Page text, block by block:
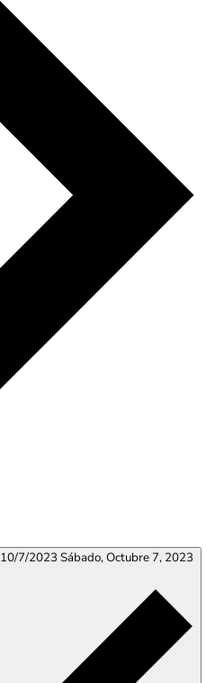
10/7/2023 Sábado, Octubre 7, 2023